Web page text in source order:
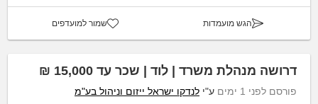
הגש מועמדות שמור למועדפים
דרושה מנהלת משרד | לוד | שכר עד 15,000 ₪
פורסם לפני 1 ימים ע"י לנדקו ישראל ייזום וניהול בע"מ